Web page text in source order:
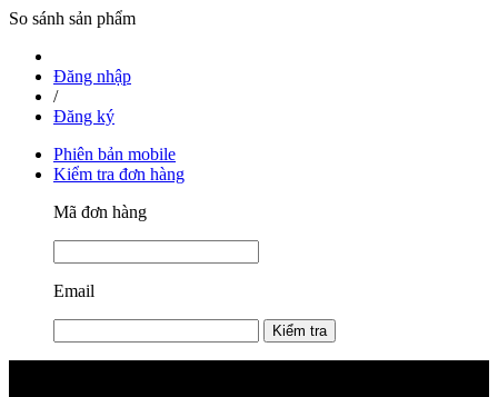
So sánh sản phẩm
Đăng nhập
/
Đăng ký
Phiên bản mobile
Kiểm tra đơn hàng
Mã đơn hàng
Email
Kiểm tra